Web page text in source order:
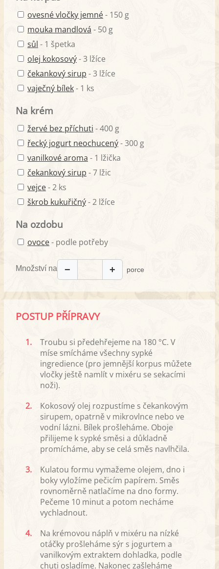
ovesné vločky jemné- 150 g
mouka mandlová - 50 g
sůl - 1 špetka
olej kokosový- 3 lžíce
čekankový sirup - 3 lžíce
vaječný bílek- 1 ks
Na krém
žervé bez příchuti - 400 g
řecký jogurt neochucený- 300 g
vanilkové aroma - 1 lžička
čekankový sirup - 7 lžic
vejce- 2 ks
škrob kukuřičný- 2 lžíce
Na ozdobu
ovoce- podle potřeby
Množství na − + porce
POSTUP PŘÍPRAVY
1.
Troubu si předehřejeme na 180 °C. V
míse smícháme všechny sypké
ingredience (pro jemnější korpus můžete
vločky ještě namlít v mixéru se sekacími
noži).
2.
Kokosový olej rozpustíme s čekankovým
sirupem, opatrně v mikrovlnce nebo ve
vodní lázni. Bílek prošleháme. Oboje
přilijeme k sypké směsi a důkladně
promícháme, aby se celá směs navlhčila.
3.
Kulatou formu vymažeme olejem, dno i
boky vyložíme pečicím papírem. Směs
rovnoměrně natlačíme na dno formy.
Pečeme 10 minut a potom necháme
vychladnout.
4.
Na krémovou náplň v mixéru na nízké
otáčky prošleháme sýr s jogurtem a
vanilkovým extraktem dohladka, podle
chuti osladíme. Nakonec zašleháme